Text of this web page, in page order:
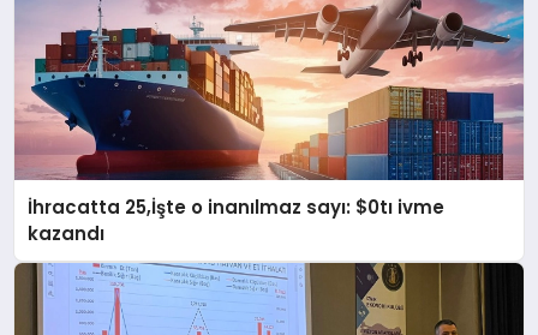
İhracatta 25,İşte o inanılmaz sayı: $0tı ivme
kazandı